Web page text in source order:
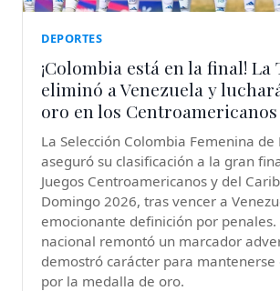
DEPORTES
¡Colombia está en la final!
eliminó a Venezuela y
oro en los Centroamericanos
La Selección Colombia Femenina
aseguró su clasificación a la gran
Juegos Centroamericanos y del
Domingo 2026, tras vencer a
emocionante definición por penales.
nacional remontó un marcador
demostró carácter para mantenerse
por la medalla de oro.